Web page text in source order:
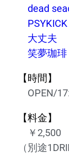
dead
大丈夫
笑夢珈琲
【時間】
OPEN/
【料金】
￥2,500
（別途